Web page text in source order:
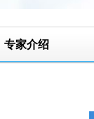
专家介绍